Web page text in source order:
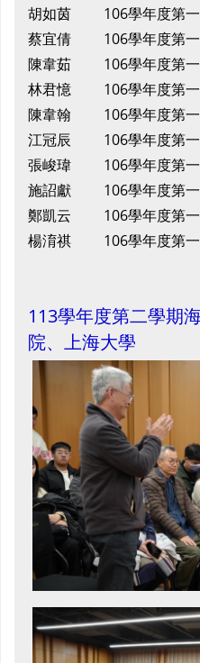
胡如茵
106學年度第
蔡宜倩
106學年度第
陳韋茹
106學年度第
林君憶
106學年度第
陳韋翰
106學年度第
江冠辰
106學年度第
張峻瑋
106學年度第
施詔獻
106學年度第
鄭凱云
106學年度第
楊淯祺
106學年度第
113學年度第二學期
院、上海大學